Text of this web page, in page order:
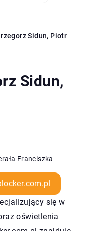
Sidun, Piotr
Sidun,
Franciszka
się w
oświetlenia